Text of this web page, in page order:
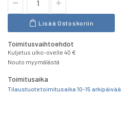
Lisää Ostoskoriin
Toimitusvaihtoehdot
Kuljetus ulko-ovelle 40 €
Nouto myymälästä
Toimitusaika
Tilaustuote toimitusaika 10-15 arkipäivää